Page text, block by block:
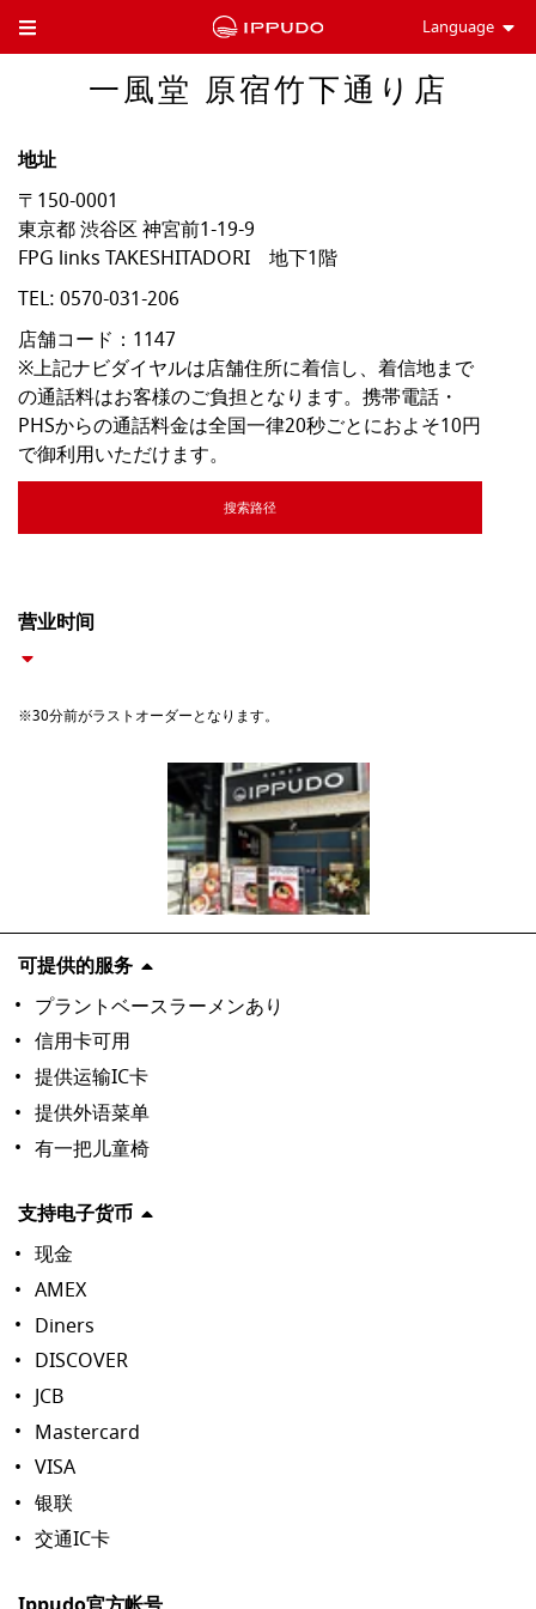
Toggle Header Menu Language
一風堂 原宿竹下通り店
地址
〒150-0001
東京都渋谷区神宮前1-19-9
FPG links TAKESHITADORI 地下1階
TEL: 0570-031-206
店舗コード：1147
※上記ナビダイヤルは店舗住所に着信し、着信地まで
の通話料はお客様のご負担となります。携帯電話・
PHSからの通話料金は全国一律20秒ごとにおよそ10円
で御利用いただけます。
搜索路径
营业时间
※30分前がラストオーダーとなります。
可提供的服务
プラントベースラーメンあり
信用卡可用
提供运输IC卡
提供外语菜单
有一把儿童椅
支持电子货币
现金
AMEX
Diners
DISCOVER
JCB
Mastercard
VISA
银联
交通IC卡